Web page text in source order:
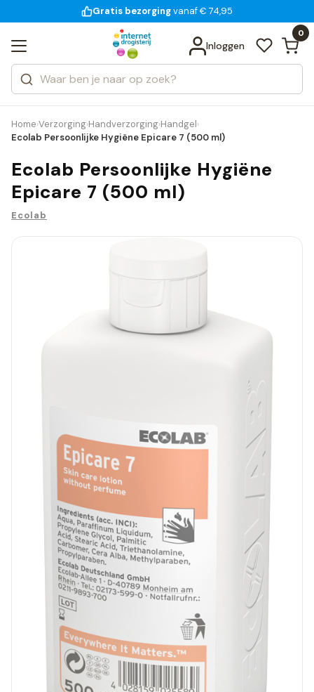
voor 18:00 uur besteld
Gratis bezorging
14 dagen bedenktijd
Inloggen
0
Zoeken
Categorieën
Merken
Bekijk alle resultaten
Home›Verzorging›Handverzorging›Handgel›
Ecolab Persoonlijke Hygiëne Epicare 7 (500 ml)
Ecolab Persoonlijke Hygiëne
Epicare 7 (500 ml)
Ecolab